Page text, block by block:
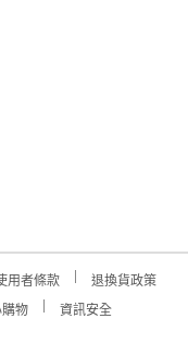
用者條款
退換貨政策
物
資訊安全